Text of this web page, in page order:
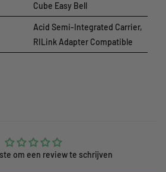
Cube Easy Bell
Acid Semi-Integrated Carrier,
RILink Adapter Compatible
om een review te schrijven